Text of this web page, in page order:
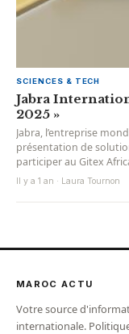
SCIENCES & TECH
Jabra
2025 »
Jabra, l’entreprise
présentation de
participer au Gitex
Il y a 1 an · Laura Tournon
MAROC ACTU
Votre source
internationale.